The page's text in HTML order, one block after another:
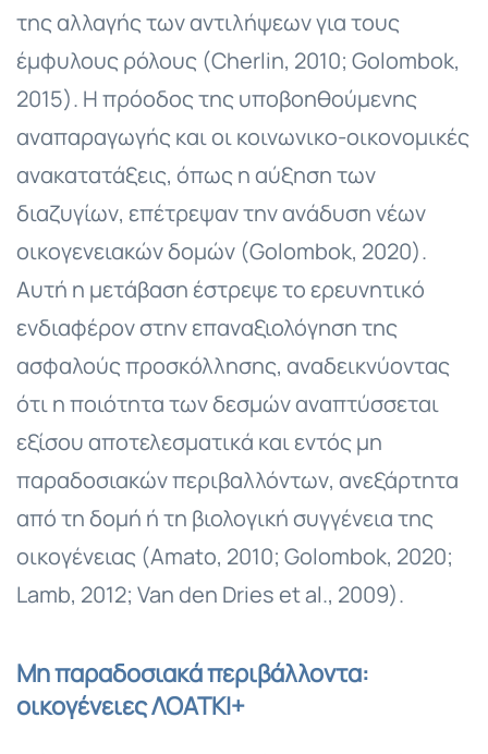
της αλλαγής των αντιλήψεων για τους
έμφυλους ρόλους (Cherlin, 2010; Golombok,
2015). Η πρόοδος της υποβοηθούμενης
αναπαραγωγής και οι κοινωνικο-οικονομικές
ανακατατάξεις, όπως η αύξηση των
διαζυγίων, επέτρεψαν την ανάδυση νέων
οικογενειακών δομών (Golombok, 2020).
Αυτή η μετάβαση έστρεψε το ερευνητικό
ενδιαφέρον στην επαναξιολόγηση της
ασφαλούς προσκόλλησης, αναδεικνύοντας
ότι η ποιότητα των δεσμών αναπτύσσεται
εξίσου αποτελεσματικά και εντός μη
παραδοσιακών περιβαλλόντων, ανεξάρτητα
από τη δομή ή τη βιολογική συγγένεια της
οικογένειας (Amato, 2010; Golombok, 2020;
Lamb, 2012; Van den Dries et al., 2009).
Μη παραδοσιακά περιβάλλοντα:
οικογένειες ΛΟΑΤΚΙ+